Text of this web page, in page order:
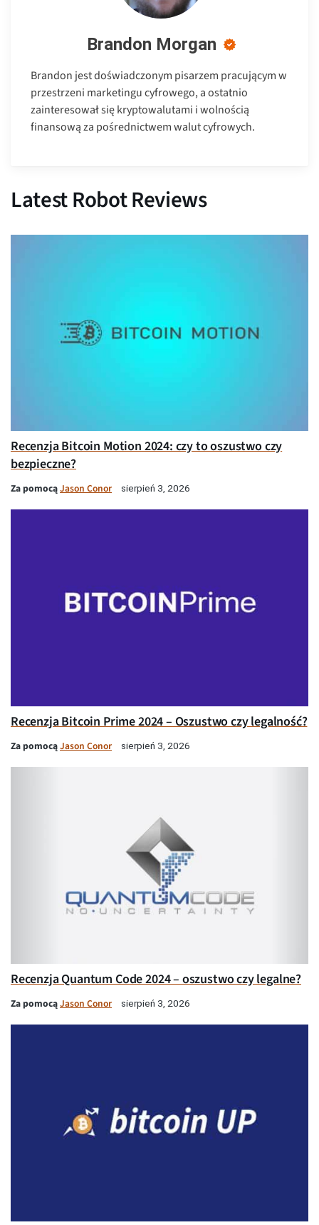
Brandon Morgan
Brandon jest doświadczonym pisarzem pracującym w
przestrzeni marketingu cyfrowego, a ostatnio
zainteresował się kryptowalutami i wolnością
finansową za pośrednictwem walut cyfrowych.
Latest Robot Reviews
Recenzja Bitcoin Motion 2024: czy to oszustwo czy
bezpieczne?
Za pomocąJason Conor sierpień 3, 2026
Recenzja Bitcoin Prime 2024 – Oszustwo czy legalność?
Za pomocąJason Conor sierpień 3, 2026
Recenzja Quantum Code 2024 – oszustwo czy legalne?
Za pomocąJason Conor sierpień 3, 2026